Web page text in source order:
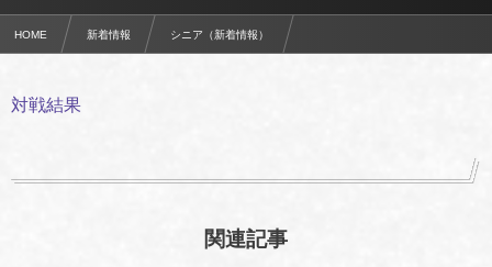
HOME 新着情報 シニア（新着情報）
対戦結果
関連記事